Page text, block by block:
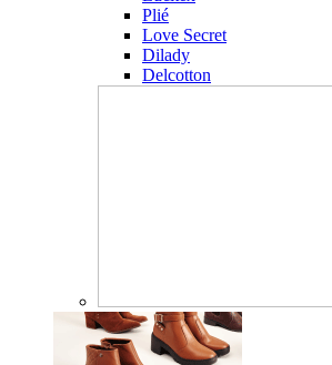
Plié
Love Secret
Dilady
Delcotton